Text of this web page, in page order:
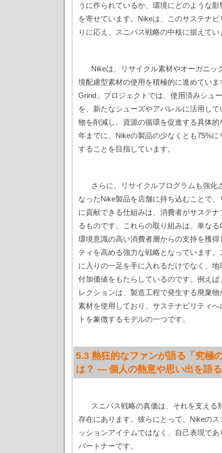
うに作られているか、環境にどのような
を寄せています。Nikeは、このサステナ
りに応え、スニパス戦略の中核に据えてい
Nikeは、リサイクル素材やオーガニッ
境配慮型素材の使用を積極的に進めてい
Grind」プロジェクトでは、使用済みシュ
を、新たなシューズやアパレルに活用し
物を削減し、資源の循環を促進する具体
年までに、Nikeの製品の少なくとも75%
することを目指しています。
さらに、リサイクルプログラムも強化
なったNike製品を店舗に持ち込むことで
に貢献できる仕組みは、消費者がサステ
るものです。これらの取り組みは、単な
環境意識の高い消費者層からの支持を獲
ティを高める強力な戦略となっています
に入りの一足を手に入れるだけでなく、
付加価値をもたらしているのです。例えば
レクションは、製造工程で発生する廃棄
素材を使用しており、サステナビリティ
トを象徴するモデルの一つです。
5.3 熱狂的なファンが語る「究極
は？ — 個人の熱意や思い出を語
スニパス戦略の真価は、それを支える
存在にあります。彼らにとって、Nikeの
ッションアイテムではなく、自己表現で
パートナーです。